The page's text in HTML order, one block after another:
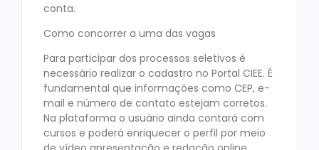
conta.
Como concorrer a uma das vagas
Para participar dos processos seletivos é
necessário realizar o cadastro no Portal CIEE. É
fundamental que informações como CEP, e-
mail e número de contato estejam corretos.
Na plataforma o usuário ainda contará com
cursos e poderá enriquecer o perfil por meio